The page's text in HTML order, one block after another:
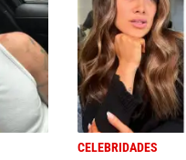
CELEBRIDADES